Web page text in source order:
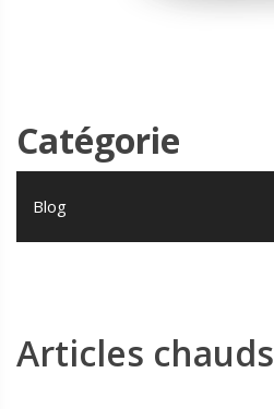
Catégorie
Blog
Articles chauds